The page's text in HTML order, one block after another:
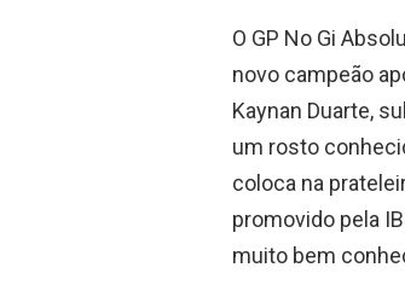
O GP No Gi
novo campeão
Kaynan Duarte,
um rosto
coloca na
promovido pela
muito bem